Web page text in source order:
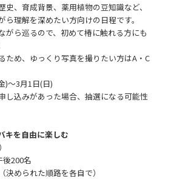
、育成背景、薬用植物の豆知識など、
理解を深めたい方向けの日程です。
がら巡るので、初めて椿に触れる方にも
ため、ゆっくり写真を撮りたい方はA・C
)～3月1日(日)
し込みがあった場合、抽選になる可能性
キを自由に楽しむ
後200名
決められた順路を各自で）